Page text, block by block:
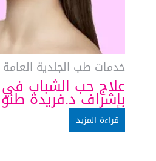
خدمات طب الجلدية العامة
علاج حب الشباب في
بإشراف د.فريدة
قراءة المزيد